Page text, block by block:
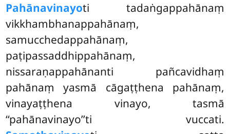
Pahānavinayoti tadaṅgappahānaṃ
vikkhambhanappahānaṃ,
samucchedappahānaṃ,
paṭipassaddhippahānaṃ,
nissaraṇappahānanti pañcavidhaṃ
pahānaṃ yasmā cāgaṭṭhena pahānaṃ,
vinayaṭṭhena vinayo, tasmā
‘‘pahānavinayo’’ti vuccati.